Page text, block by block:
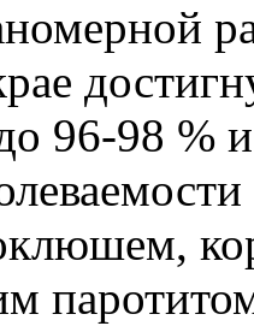
96-98 %